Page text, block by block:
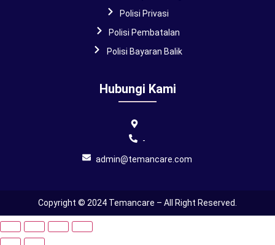
Polisi Privasi
Polisi Pembatalan
Polisi Bayaran Balik
Hubungi Kami
-
admin@temancare.com
Copyright © 2024 Temancare – All Right Reserved.